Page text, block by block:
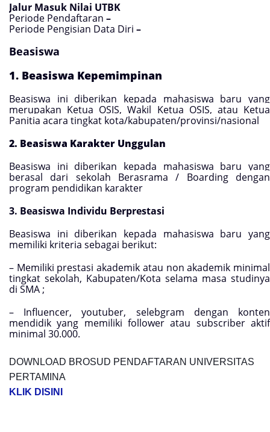
Jalur Masuk Nilai UTBK
Periode Pendaftaran –
Periode Pengisian Data Diri –
Beasiswa
1. Beasiswa Kepemimpinan
Beasiswa ini diberikan kepada mahasiswa baru yang
merupakan Ketua OSIS, Wakil Ketua OSIS, atau Ketua
Panitia acara tingkat kota/kabupaten/provinsi/nasional
2. Beasiswa Karakter Unggulan
Beasiswa ini diberikan kepada mahasiswa baru yang
berasal dari sekolah Berasrama / Boarding dengan
program pendidikan karakter
3. Beasiswa Individu Berprestasi
Beasiswa ini diberikan kepada mahasiswa baru yang
memiliki kriteria sebagai berikut:
– Memiliki prestasi akademik atau non akademik minimal
tingkat sekolah, Kabupaten/Kota selama masa studinya
di SMA ;
– Influencer, youtuber, selebgram dengan konten
mendidik yang memiliki follower atau subscriber aktif
minimal 30.000.
DOWNLOAD BROSUD PENDAFTARAN UNIVERSITAS
PERTAMINA
KLIK DISINI